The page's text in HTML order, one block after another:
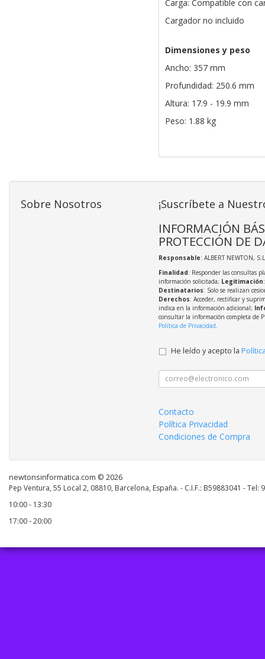
Carga: Compatible con
Cargador no incluido
Dimensiones y peso
Ancho: 357 mm
Profundidad: 250.6 mm
Altura: 17.9 - 19.9 mm
Peso: 1.88 kg
Sobre Nosotros ¡Suscríbete a
INFORMACIÓN
PROTECCIÓN DE
Responsable: ALBERT NEWTON,
Finalidad: Responder las consultas
información solicitada; Legitimación
Destinatarios: Solo se realizan
Derechos: Acceder, rectificar y
indica en la información adicional;
consultar la información completa de
Política de Privacidad.
He leído y acepto la
Contacto
Política Privacidad
Condiciones de Compra
newtonsinformatica.com © 2026
Pep Ventura, 55 Local 2, 08810, Barcelona, España. - C.I.F.: B59883041 - Tel:
10:00 - 13:30
17:00 - 20:00